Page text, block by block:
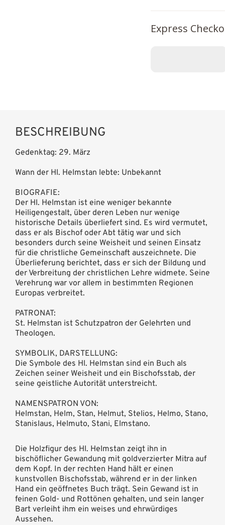
Express
BESCHREIBUNG
Gedenktag: 29. März
Wann der Hl. Helmstan lebte: Unbekannt
BIOGRAFIE:
Der Hl. Helmstan ist eine weniger bekannte
Heiligengestalt, über deren Leben nur wenige
historische Details überliefert sind. Es wird vermutet,
dass er als Bischof oder Abt tätig war und sich
besonders durch seine Weisheit und seinen Einsatz
für die christliche Gemeinschaft auszeichnete. Die
Überlieferung berichtet, dass er sich der Bildung und
der Verbreitung der christlichen Lehre widmete. Seine
Verehrung war vor allem in bestimmten Regionen
Europas verbreitet.
PATRONAT:
St. Helmstan ist Schutzpatron der Gelehrten und
Theologen.
SYMBOLIK, DARSTELLUNG:
Die Symbole des Hl. Helmstan sind ein Buch als
Zeichen seiner Weisheit und ein Bischofsstab, der
seine geistliche Autorität unterstreicht.
NAMENSPATRON VON:
Helmstan, Helm, Stan, Helmut, Stelios, Helmo, Stano,
Stanislaus, Helmuto, Stani, Elmstano.
Die Holzfigur des Hl. Helmstan zeigt ihn in
bischöflicher Gewandung mit goldverzierter Mitra auf
dem Kopf. In der rechten Hand hält er einen
kunstvollen Bischofsstab, während er in der linken
Hand ein geöffnetes Buch trägt. Sein Gewand ist in
feinen Gold- und Rottönen gehalten, und sein langer
Bart verleiht ihm ein weises und ehrwürdiges
Aussehen.